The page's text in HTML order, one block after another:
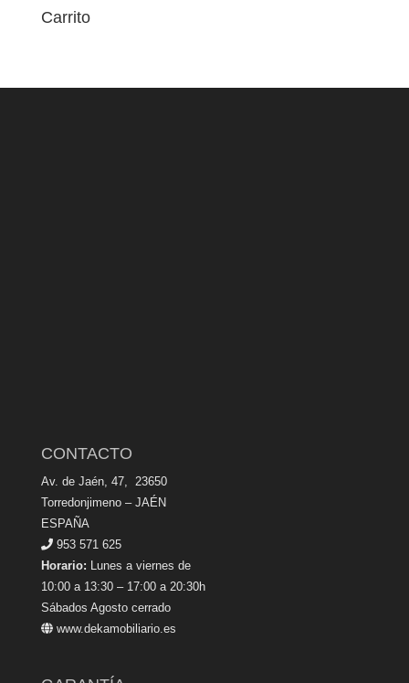
Carrito
CONTACTO
Av. de Jaén, 47, 23650
Torredonjimeno – JAÉN
ESPAÑA
953 571 625
Horario: Lunes a viernes de
10:00 a 13:30 – 17:00 a 20:30h
Sábados Agosto cerrado
www.dekamobiliario.es